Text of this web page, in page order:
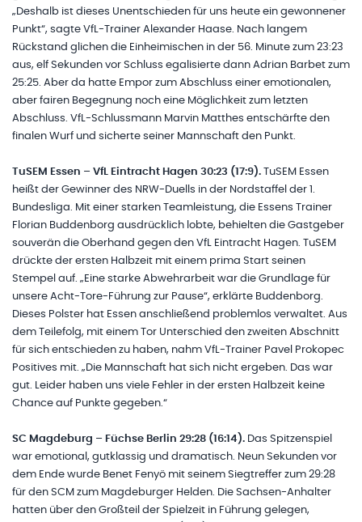
„Deshalb ist dieses Unentschieden für uns heute ein gewonnener
Punkt“, sagte VfL-Trainer Alexander Haase. Nach langem
Rückstand glichen die Einheimischen in der 56. Minute zum 23:23
aus, elf Sekunden vor Schluss egalisierte dann Adrian Barbet zum
25:25. Aber da hatte Empor zum Abschluss einer emotionalen,
aber fairen Begegnung noch eine Möglichkeit zum letzten
Abschluss. VfL-Schlussmann Marvin Matthes entschärfte den
finalen Wurf und sicherte seiner Mannschaft den Punkt.
TuSEM Essen – VfL Eintracht Hagen 30:23 (17:9). TuSEM Essen
heißt der Gewinner des NRW-Duells in der Nordstaffel der 1.
Bundesliga. Mit einer starken Teamleistung, die Essens Trainer
Florian Buddenborg ausdrücklich lobte, behielten die Gastgeber
souverän die Oberhand gegen den VfL Eintracht Hagen. TuSEM
drückte der ersten Halbzeit mit einem prima Start seinen
Stempel auf. „Eine starke Abwehrarbeit war die Grundlage für
unsere Acht-Tore-Führung zur Pause“, erklärte Buddenborg.
Dieses Polster hat Essen anschließend problemlos verwaltet. Aus
dem Teilefolg, mit einem Tor Unterschied den zweiten Abschnitt
für sich entschieden zu haben, nahm VfL-Trainer Pavel Prokopec
Positives mit. „Die Mannschaft hat sich nicht ergeben. Das war
gut. Leider haben uns viele Fehler in der ersten Halbzeit keine
Chance auf Punkte gegeben.“
SC Magdeburg – Füchse Berlin 29:28 (16:14). Das Spitzenspiel
war emotional, gutklassig und dramatisch. Neun Sekunden vor
dem Ende wurde Benet Fenyö mit seinem Siegtreffer zum 29:28
für den SCM zum Magdeburger Helden. Die Sachsen-Anhalter
hatten über den Großteil der Spielzeit in Führung gelegen,